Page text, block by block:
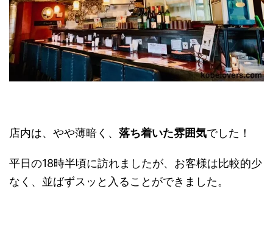
店内は、やや薄暗く、 落ち着いた雰囲気でした！
平日の18時半頃に訪れましたが、お客様は比較的少
なく、並ばずスッと入ることができました。